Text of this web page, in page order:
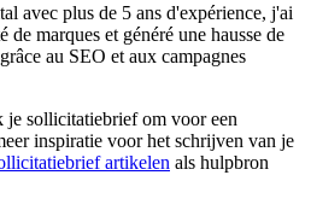
avec plus de 5 ans d'expérience, j'ai
marques et généré une hausse de
au SEO et aux campagnes
sollicitatiebrief om voor een
inspiratie voor het schrijven van je
artikelen als hulpbron